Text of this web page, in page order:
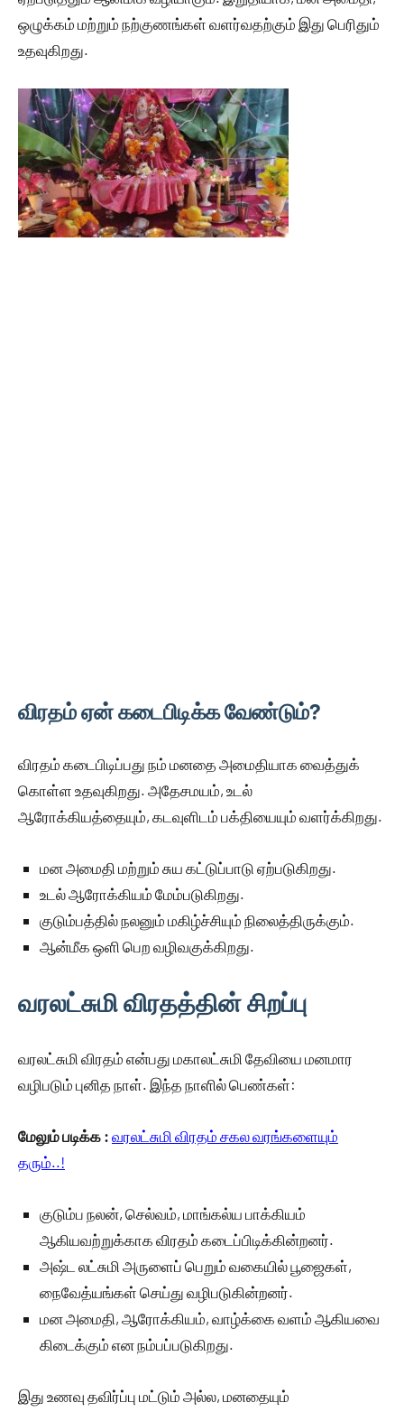
ஒழுக்கம் மற்றும் நற்குணங்கள் வளர்வதற்கும் இது பெரிதும்
உதவுகிறது.
விரதம் ஏன் கடைபிடிக்க வேண்டும்?
விரதம் கடைபிடிப்பது நம் மனதை அமைதியாக வைத்துக்
கொள்ள உதவுகிறது. அதேசமயம், உடல்
ஆரோக்கியத்தையும், கடவுளிடம் பக்தியையும் வளர்க்கிறது.
மன அமைதி மற்றும் சுய கட்டுப்பாடு ஏற்படுகிறது.
உடல் ஆரோக்கியம் மேம்படுகிறது.
குடும்பத்தில் நலனும் மகிழ்ச்சியும் நிலைத்திருக்கும்.
ஆன்மீக ஒளி பெற வழிவகுக்கிறது.
வரலட்சுமி விரதத்தின் சிறப்பு
வரலட்சுமி விரதம் என்பது மகாலட்சுமி தேவியை மனமார
வழிபடும் புனித நாள். இந்த நாளில் பெண்கள்:
மேலும் படிக்க : வரலட்சுமி விரதம் சகல வரங்களையும்
தரும்..!
குடும்ப நலன், செல்வம், மாங்கல்ய பாக்கியம்
ஆகியவற்றுக்காக விரதம் கடைப்பிடிக்கின்றனர்.
அஷ்ட லட்சுமி அருளைப் பெறும் வகையில் பூஜைகள்,
நைவேத்யங்கள் செய்து வழிபடுகின்றனர்.
மன அமைதி, ஆரோக்கியம், வாழ்க்கை வளம் ஆகியவை
கிடைக்கும் என நம்பப்படுகிறது.
இது உணவு தவிர்ப்பு மட்டும் அல்ல, மனதையும்